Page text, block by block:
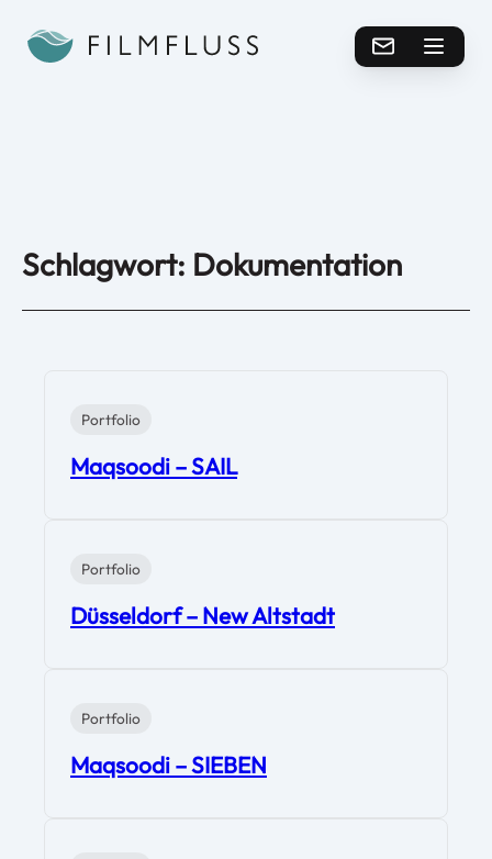
Schlagwort: Dokumentation
Portfolio
Maqsoodi – SAIL
Portfolio
Düsseldorf – New Altstadt
Portfolio
Maqsoodi – SIEBEN